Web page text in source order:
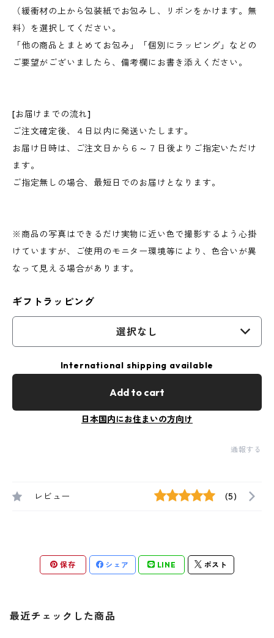
（緩衝材の上から包装紙でお包みし、リボンをかけます。無
料）を選択してください。
「他の商品とまとめてお包み」「個別にラッピング」などの
ご要望がございましたら、備考欄にお書き添えください。
[お届けまでの流れ]
ご注文確定後、４日以内に発送いたします。
お届け日時は、ご注文日から６～７日後よりご指定いただけ
ます。
ご指定無しの場合、最短日でのお届けとなります。
※商品の写真はできるだけ実物に近い色で撮影するよう心掛
けていますが、ご使用のモニター環境等により、色合いが異
なって見える場合があります。
ギフトラッピング
選択なし
International shipping available
Add to cart
日本国内にお住まいの方向け
通報する
レビュー (5)
保存 シェア LINE ポスト
最近チェックした商品